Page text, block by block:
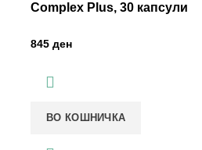
Complex Plus, 30 капсули
ден
ВО КОШНИЧКА